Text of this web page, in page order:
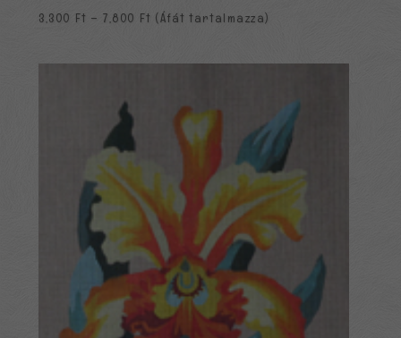
3,300 Ft – 7,800 Ft Ártartomány:
(Áfát tartalmazza)